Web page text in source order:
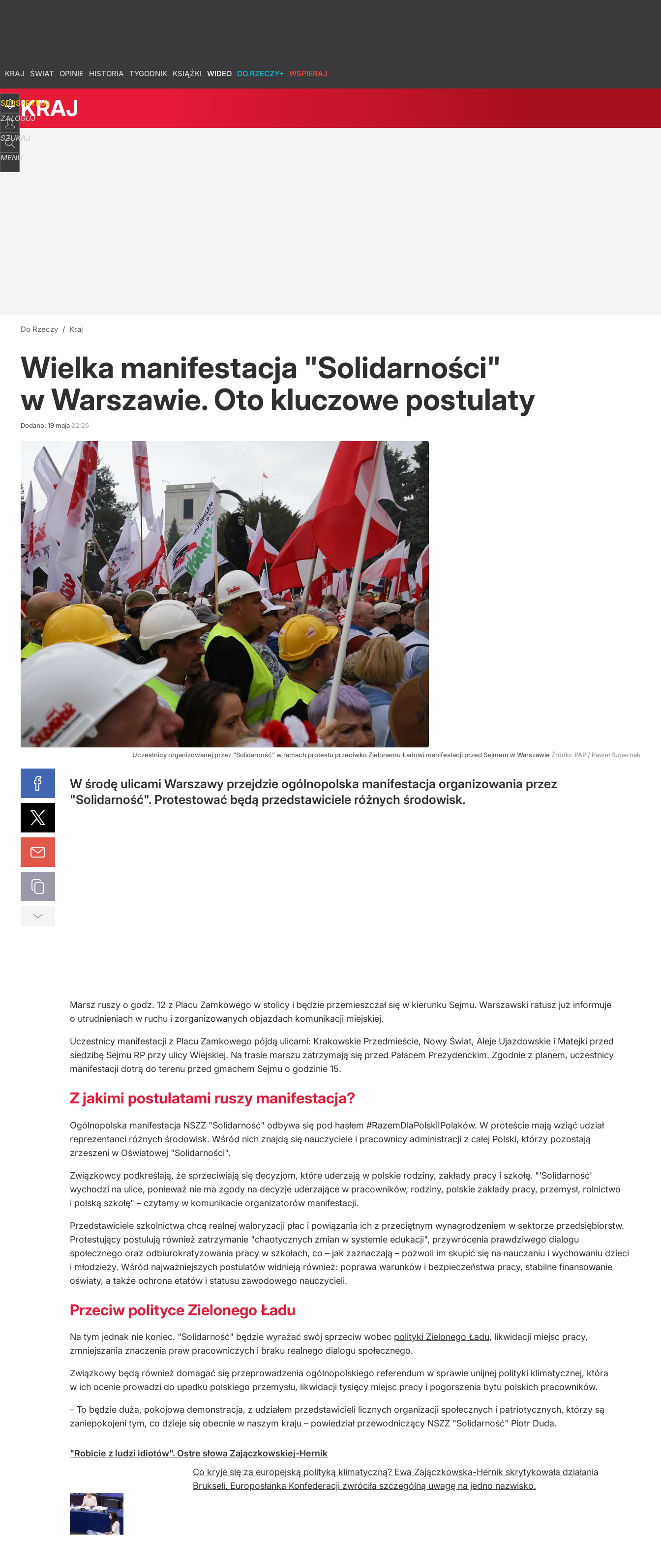
KRAJ ŚWIAT OPINIE HISTORIA TYGODNIK KSIĄŻKI WIDEO DO RZECZY+ WSPIERAJ
SUBSKRYBUJ
ZALOGUJ
SZUKAJ
MENU
KRAJ
Do Rzeczy / Kraj
Wielka manifestacja "Solidarności"
w Warszawie. Oto kluczowe postulaty
Dodano: 19 maja 22:26
Uczestnicy organizowanej przez "Solidarność" w ramach protestu przeciwko Zielonemu Ładowi manifestacji przed Sejmem w Warszawie Źródło: PAP / Paweł Supernak
W środę ulicami Warszawy przejdzie ogólnopolska manifestacja organizowania przez
"Solidarność". Protestować będą przedstawiciele różnych środowisk.
Marsz ruszy o godz. 12 z Placu Zamkowego w stolicy i będzie przemieszczał się w kierunku Sejmu. Warszawski ratusz już informuje
o utrudnieniach w ruchu i zorganizowanych objazdach komunikacji miejskiej.
Uczestnicy manifestacji z Placu Zamkowego pójdą ulicami: Krakowskie Przedmieście, Nowy Świat, Aleje Ujazdowskie i Matejki przed
siedzibę Sejmu RP przy ulicy Wiejskiej. Na trasie marszu zatrzymają się przed Pałacem Prezydenckim. Zgodnie z planem, uczestnicy
manifestacji dotrą do terenu przed gmachem Sejmu o godzinie 15.
Z jakimi postulatami ruszy manifestacja?
Ogólnopolska manifestacja NSZZ "Solidarność" odbywa się pod hasłem #RazemDlaPolskiIPolaków. W proteście mają wziąć udział
reprezentanci różnych środowisk. Wśród nich znajdą się nauczyciele i pracownicy administracji z całej Polski, którzy pozostają
zrzeszeni w Oświatowej "Solidarności".
Związkowcy podkreślają, że sprzeciwiają się decyzjom, które uderzają w polskie rodziny, zakłady pracy i szkołę. "'Solidarność'
wychodzi na ulice, ponieważ nie ma zgody na decyzje uderzające w pracowników, rodziny, polskie zakłady pracy, przemysł, rolnictwo
i polską szkołę" – czytamy w komunikacie organizatorów manifestacji.
Przedstawiciele szkolnictwa chcą realnej waloryzacji płac i powiązania ich z przeciętnym wynagrodzeniem w sektorze przedsiębiorstw.
Protestujący postulują również zatrzymanie "chaotycznych zmian w systemie edukacji", przywrócenia prawdziwego dialogu
społecznego oraz odbiurokratyzowania pracy w szkołach, co – jak zaznaczają – pozwoli im skupić się na nauczaniu i wychowaniu dzieci
i młodzieży. Wśród najważniejszych postulatów widnieją również: poprawa warunków i bezpieczeństwa pracy, stabilne finansowanie
oświaty, a także ochrona etatów i statusu zawodowego nauczycieli.
Przeciw polityce Zielonego Ładu
Na tym jednak nie koniec. "Solidarność" będzie wyrażać swój sprzeciw wobec polityki Zielonego Ładu, likwidacji miejsc pracy,
zmniejszania znaczenia praw pracowniczych i braku realnego dialogu społecznego.
Związkowy będą również domagać się przeprowadzenia ogólnopolskiego referendum w sprawie unijnej polityki klimatycznej, która
w ich ocenie prowadzi do upadku polskiego przemysłu, likwidacji tysięcy miejsc pracy i pogorszenia bytu polskich pracowników.
– To będzie duża, pokojowa demonstracja, z udziałem przedstawicieli licznych organizacji społecznych i patriotycznych, którzy są
zaniepokojeni tym, co dzieje się obecnie w naszym kraju – powiedział przewodniczący NSZZ "Solidarność" Piotr Duda.
"Robicie z ludzi idiotów". Ostre słowa Zajączkowskiej-Hernik
Co kryje się za europejską polityką klimatyczną? Ewa Zajączkowska-Hernik skrytykowała działania
Brukseli. Europosłanka Konfederacji zwróciła szczególną uwagę na jedno nazwisko.